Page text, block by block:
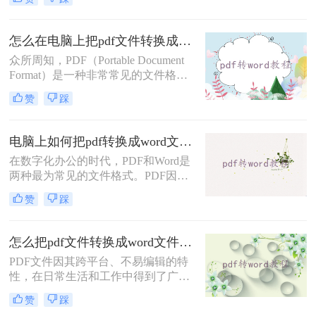
改和跨平台兼容性强的特点而备受青
望将其转换为Word文档，以便于编辑
和修改。那么pdf怎么转换成word免费
呢？本文将为您介绍几种免费的PDF
转Word方法，帮助您轻松实现文件格
式转换。
怎么在电脑上把pdf文件转换成word？看看这二个方法!
众所周知，PDF（Portable Document
Format）是一种非常常见的文件格
式，而Word文档则是我们经常使用的
编辑和排版工具。如果你遇到了需要
你可能会有一些困扰。那么怎么在电
脑上把pdf文件转换成word呢？本文将
向你介绍一些简便的方法，让你可以
轻松地在电脑上进行PDF到Word的转
换。
赞 踩
电脑上如何把pdf转换成word文档？值得收藏的四种转换方法！
在数字化办公的时代，PDF和Word是
两种最为常见的文件格式。PDF因其
出色的稳定性和跨平台性而受到广泛
使用，但在某些情况下，我们可能需
进行编辑、修改或重新排版。那么电
脑上如何把pdf转换成word文档呢？本
文将为您介绍三种在电脑上将PDF转
换成Word文档的实用方法，帮助您轻
松应对不同场景下的文件格式转换需
求。
赞 踩
怎么把pdf文件转换成word文件？介绍三种简单易用的方法！
PDF文件因其跨平台、不易编辑的特
性，在日常生活和工作中得到了广泛
应用。然而，有时我们可能需要对
PDF文件进行编辑或修改，这就需要
赞 踩